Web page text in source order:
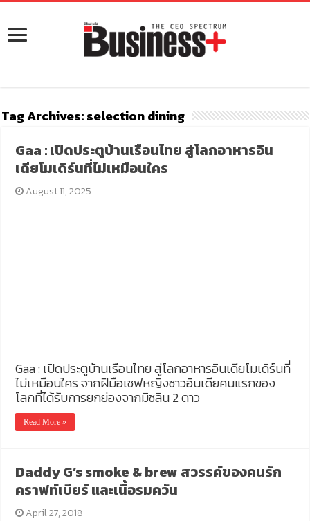
Tag Archives:selection dining
Gaa : เปิดประตูบ้านเรือนไทย สู่โลกอาหารอิน
เดียโมเดิร์นที่ไม่เหมือนใคร
August 11, 2025
Gaa : เปิดประตูบ้านเรือนไทย สู่โลกอาหารอินเดียโมเดิร์นที่
ไม่เหมือนใคร จากฝีมือเชฟหญิงชาวอินเดียคนแรกของ
โลกที่ได้รับการยกย่องจากมิชลิน 2 ดาว
Read More »
Daddy G’s smoke & brew สวรรค์ของคนรัก
คราฟท์เบียร์ และเนื้อรมควัน
April 27, 2018